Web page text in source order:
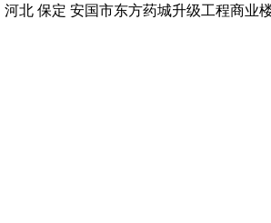
北 保定 安国市东方药城升级工程商业